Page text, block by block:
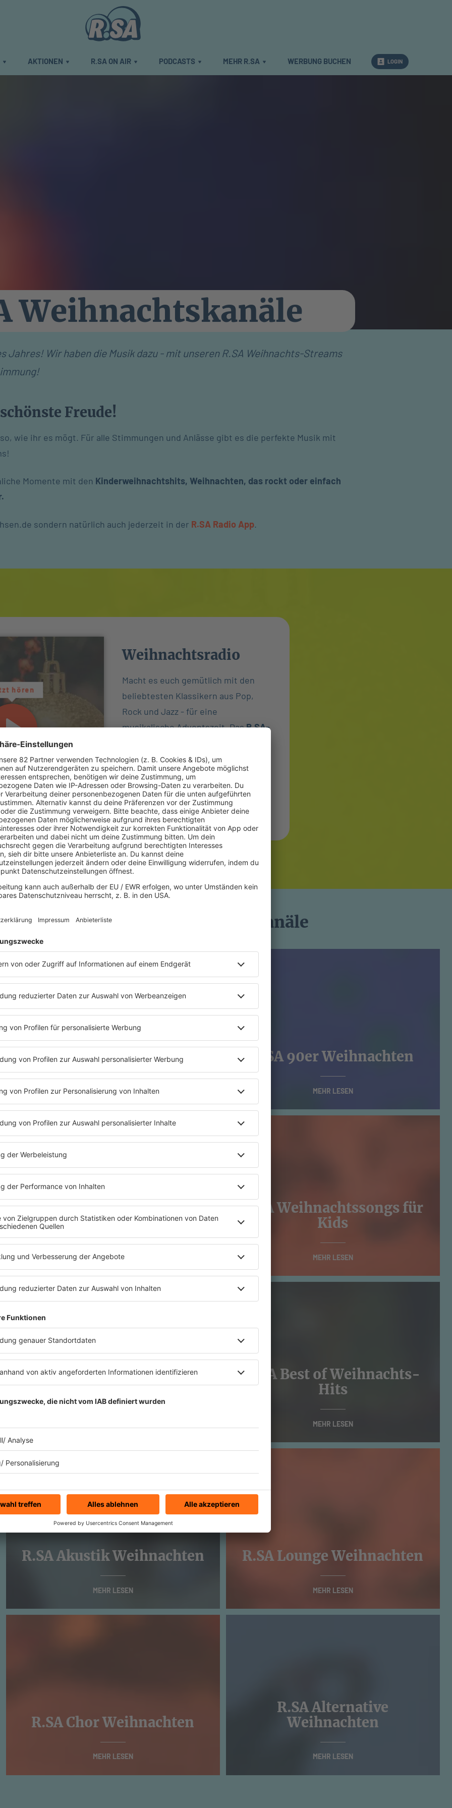
AKTIONEN R.SA ON AIR PODCASTS MEHR R.SA WERBUNG BUCHEN LOGIN
Weihnachtskanäle
Jahres! Wir haben die Musik dazu - mit unseren R.SA Weihnachts-Streams
Freude!
wie ihr es mögt. Für alle Stimmungen und Anlässe gibt es die perfekte Musik mit
Momente mit den Kinderweihnachtshits, Weihnachten, das rockt oder einfach
sondern natürlich auch jederzeit in der R.SA Radio App.
hören
Weihnachtsradio
Macht es euch gemütlich mit den
beliebtesten Klassikern aus Pop,
Rock und Jazz - für eine
musikalische Adventszeit. DasR.SA-
schönsten Zeit des Jahres.
Es läuft:
Eurythmics mit Winter Wonderland
unsere R.SA Weihnachtskanäle
R.SA 80er Weihnachten
MEHR LESEN
R.SA 90er Weihnachten
MEHR LESEN
R.SA Rock Weihnachten
MEHR LESEN
R.SA Weihnachtssongs für
Kids
MEHR LESEN
R.SA Karaoke Weihnachten
R.SA Best of Weihnachts-
Hits
MEHR LESEN
R.SA Akustik Weihnachten
MEHR LESEN
R.SA Lounge Weihnachten
MEHR LESEN
R.SA Chor Weihnachten
MEHR LESEN
R.SA Alternative
Weihnachten
MEHR LESEN